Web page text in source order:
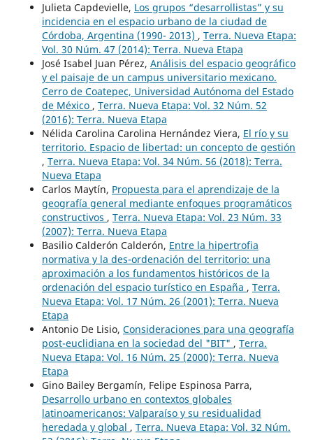
Julieta Capdevielle, Los grupos “desarrollistas” y su
incidencia en el espacio urbano de la ciudad de
Córdoba, Argentina (1990- 2013) , Terra. Nueva Etapa:
Vol. 30 Núm. 47 (2014): Terra. Nueva Etapa
José Isabel Juan Pérez, Análisis del espacio geográfico
y el paisaje de un campus universitario mexicano.
Cerro de Coatepec, Universidad Autónoma del Estado
de México , Terra. Nueva Etapa: Vol. 32 Núm. 52
(2016): Terra. Nueva Etapa
Nélida Carolina Carolina Hernández Viera, El río y su
territorio. Espacio de libertad: un concepto de gestión
, Terra. Nueva Etapa: Vol. 34 Núm. 56 (2018): Terra.
Nueva Etapa
Carlos Maytín, Propuesta para el aprendizaje de la
geografía general mediante enfoques programáticos
constructivos , Terra. Nueva Etapa: Vol. 23 Núm. 33
(2007): Terra. Nueva Etapa
Basilio Calderón Calderón, Entre la hipertrofia
normativa y la des-ordenación del territorio: una
aproximación a los fundamentos históricos de la
ordenación del espacio turístico en España , Terra.
Nueva Etapa: Vol. 17 Núm. 26 (2001): Terra. Nueva
Etapa
Antonio De Lisio, Consideraciones para una geografía
post-euclidiana en la sociedad del "BIT" , Terra.
Nueva Etapa: Vol. 16 Núm. 25 (2000): Terra. Nueva
Etapa
Gino Bailey Bergamín, Felipe Espinosa Parra,
Desarrollo urbano en contextos globales
latinoamericanos: Valparaíso y su residualidad
heredada y global , Terra. Nueva Etapa: Vol. 32 Núm.